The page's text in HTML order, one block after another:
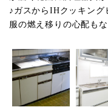
♪ガスからIHクッキング
服の燃え移りの心配も